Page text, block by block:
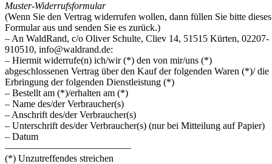
Muster-Widerrufsformular
(Wenn Sie den Vertrag widerrufen wollen, dann füllen Sie bitte dieses
Formular aus und senden Sie es zurück.)
– An WaldRand, c/o Oliver Schulte, Cliev 14, 51515 Kürten, 02207-
910510, info@waldrand.de:
– Hiermit widerrufe(n) ich/wir (*) den von mir/uns (*)
abgeschlossenen Vertrag über den Kauf der folgenden Waren (*)/ die
Erbringung der folgenden Dienstleistung (*)
– Bestellt am (*)/erhalten am (*)
– Name des/der Verbraucher(s)
– Anschrift des/der Verbraucher(s)
– Unterschrift des/der Verbraucher(s) (nur bei Mitteilung auf Papier)
– Datum
—————————————
(*) Unzutreffendes streichen